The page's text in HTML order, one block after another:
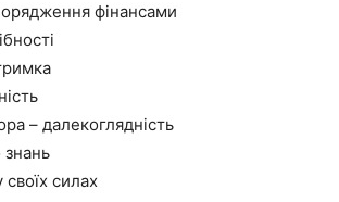
фінансами
– далекоглядність
своїх силах